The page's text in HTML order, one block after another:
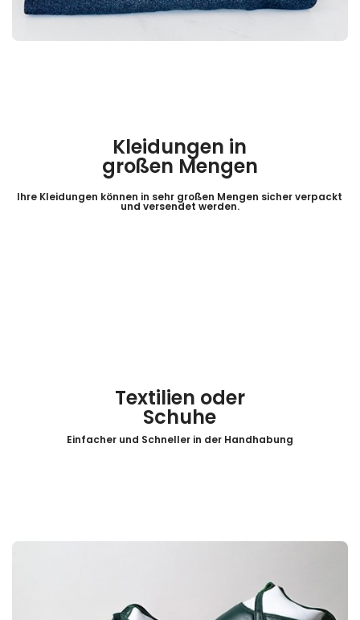
Kleidungen in
großen Mengen
Ihre Kleidungen können in sehr großen Mengen sicher verpackt
und versendet werden.
Textilien oder
Schuhe
Einfacher und Schneller in der Handhabung